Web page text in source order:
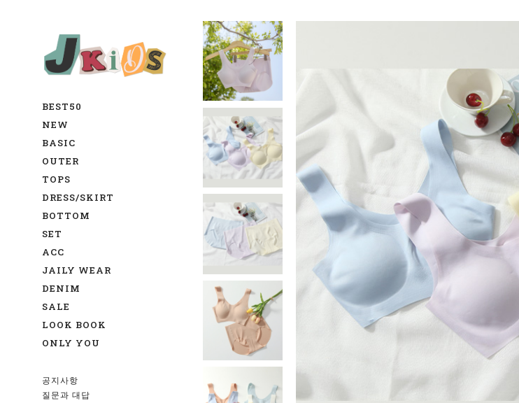
BEST50
NEW
BASIC
OUTER
TOPS
DRESS/SKIRT
BOTTOM
SET
ACC
JAILY WEAR
DENIM
SALE
LOOK BOOK
ONLY YOU
공지사항
질문과 대답